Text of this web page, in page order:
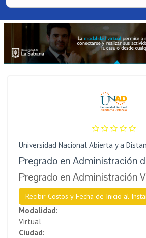
Universidad Nacional Abierta y a
Pregrado en Administración
Pregrado en Administración
Recibir Costos y Fecha de Inicio al
Modalidad:
Virtual
Ciudad: